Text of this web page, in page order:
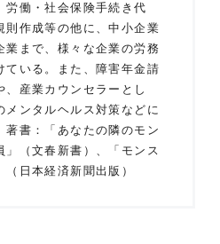
労働・社会保険手続き代
則作成等の他に、中小企業
業まで、様々な企業の労務
ている。また、障害年金請
、産業カウンセラーとし
メンタルヘルス対策などに
著書：「あなたの隣のモン
」（文春新書）、「モンス
（日本経済新聞出版）